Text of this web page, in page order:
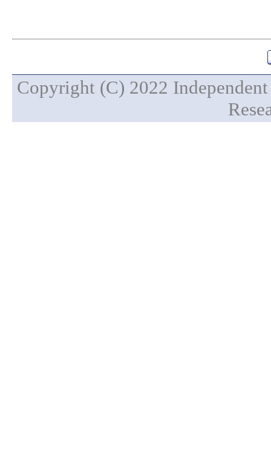
Copyright (C) 2022